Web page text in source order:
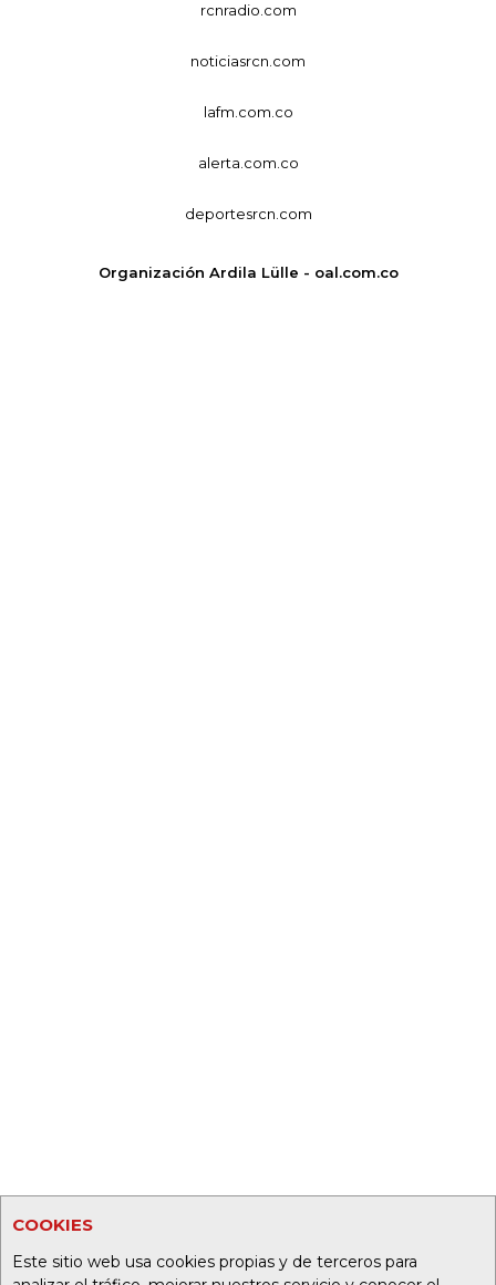
COOKIES
Este sitio web usa cookies propias y de terceros para
rcnradio.com
noticiasrcn.com
lafm.com.co
alerta.com.co
deportesrcn.com
Organización Ardila Lülle - oal.com.co